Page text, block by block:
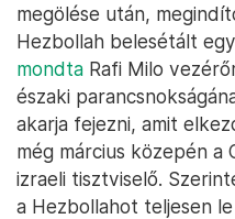
megölése után,
Hezbollah belesétált
mondta Rafi Milo
északi
akarja fejezni, amit
még március közepén a
izraeli tisztviselő.
a Hezbollahot teljesen